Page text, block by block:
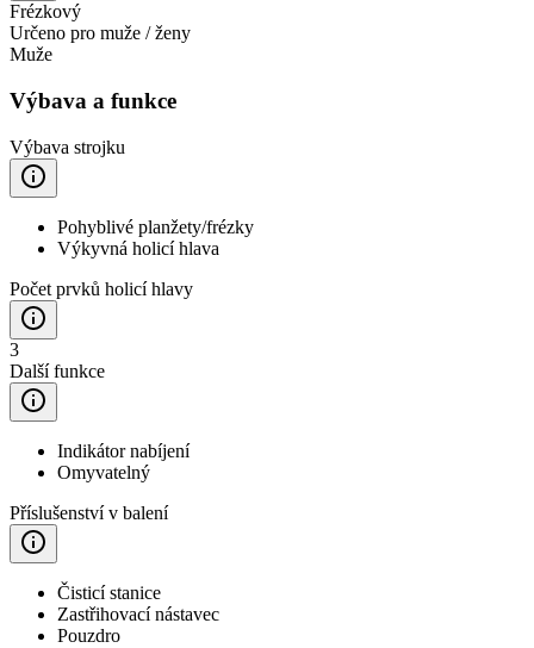
Frézkový
Určeno pro muže / ženy
Muže
Výbava a funkce
Výbava strojku
Pohyblivé planžety/frézky
Výkyvná holicí hlava
Počet prvků holicí hlavy
3
Další funkce
Indikátor nabíjení
Omyvatelný
Příslušenství v balení
Čisticí stanice
Zastřihovací nástavec
Pouzdro